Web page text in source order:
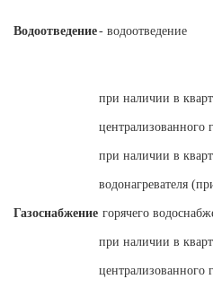
Водоотведение- водоотведение
Газоснабжение
при наличии в
централизованного
при наличии в
водонагревателя
горячего
при наличии в
централизованного